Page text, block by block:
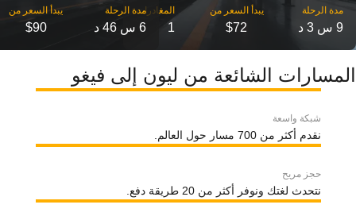
مدة الرحلة
9 س 3 د
‎يبدأ السعر من
$72
1
مدة الرحلة
6 س 46 د $90
المسارات الشائعة من ليون إلى فيغو
شبكة واسعة
نقدم أكثر من 700 مسار حول العالم.
حجز مريح
نتحدث لغتك ونوفر أكثر من 20 طريقة دفع.